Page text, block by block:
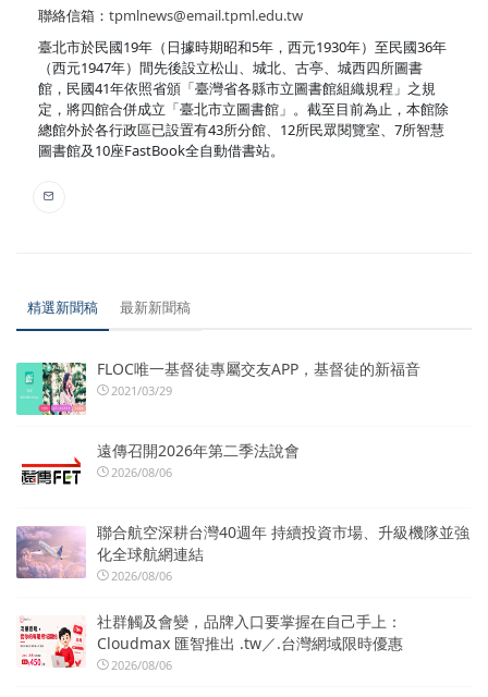
聯絡信箱： tpmlnews@email.tpml.edu.tw
臺北市於民國19年（日據時期昭和5年，西元1930年）至民國36年
（西元1947年）間先後設立松山、城北、古亭、城西四所圖書
館，民國41年依照省頒「臺灣省各縣市立圖書館組織規程」之規
定，將四館合併成立「臺北市立圖書館」。截至目前為止，本館除
總館外於各行政區已設置有43所分館、12所民眾閱覽室、7所智慧
圖書館及10座FastBook全自動借書站。
精選新聞稿 最新新聞稿
FLOC唯一基督徒專屬交友APP，基督徒的新福音
2021/03/29
遠傳召開2026年第二季法說會
2026/08/06
聯合航空深耕台灣40週年 持續投資市場、升級機隊並強
化全球航網連結
2026/08/06
社群觸及會變，品牌入口要掌握在自己手上：
Cloudmax 匯智推出 .tw／.台灣網域限時優惠
2026/08/06